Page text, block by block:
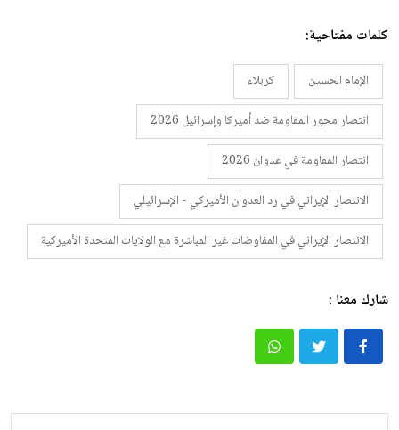
كلمات مفتاحية:
الإمام الحسين
كربلاء
انتصار محور المقاومة ضد أميركا وإسرائيل 2026
انتصار المقاومة في عدوان 2026
الانتصار الإيراني في رد العدوان الأميركي - الإسرائيلي
الانتصار الإيراني في المفاوضات غير المباشرة مع الولايات المتحدة الأميركية
شارك معنا :